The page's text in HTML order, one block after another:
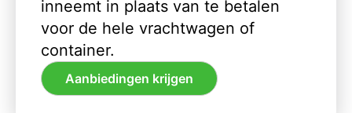
inneemt in plaats van te betalen
voor de hele vrachtwagen of
container.
Aanbiedingen krijgen